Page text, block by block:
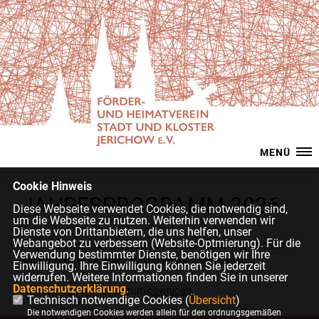
MENÜ
JAHRESPROGRAMM 2026
Achten Sie bitte auf unsere aktuellen Nachrichten, da sich ein
angekündigter Veranstaltungstermine ändern kann.
Jahresprogramm 2026 zum download
Cookie Hinweis
Diese Webseite verwendet Cookies, die notwendig sind,
um die Webseite zu nutzen. Weiterhin verwenden wir
Dienste von Drittanbietern, die uns helfen, unser
Webangebot zu verbessern (Website-Optmierung). Für die
Verwendung bestimmter Dienste, benötigen wir Ihre
Einwilligung. Ihre Einwilligung können Sie jederzeit
widerrufen. Weitere Informationen finden Sie in unserer
Datenschutzerklärung.
Technisch notwendige Cookies (Übersicht)
Die notwendigen Cookies werden allein für den ordnungsgemäßen